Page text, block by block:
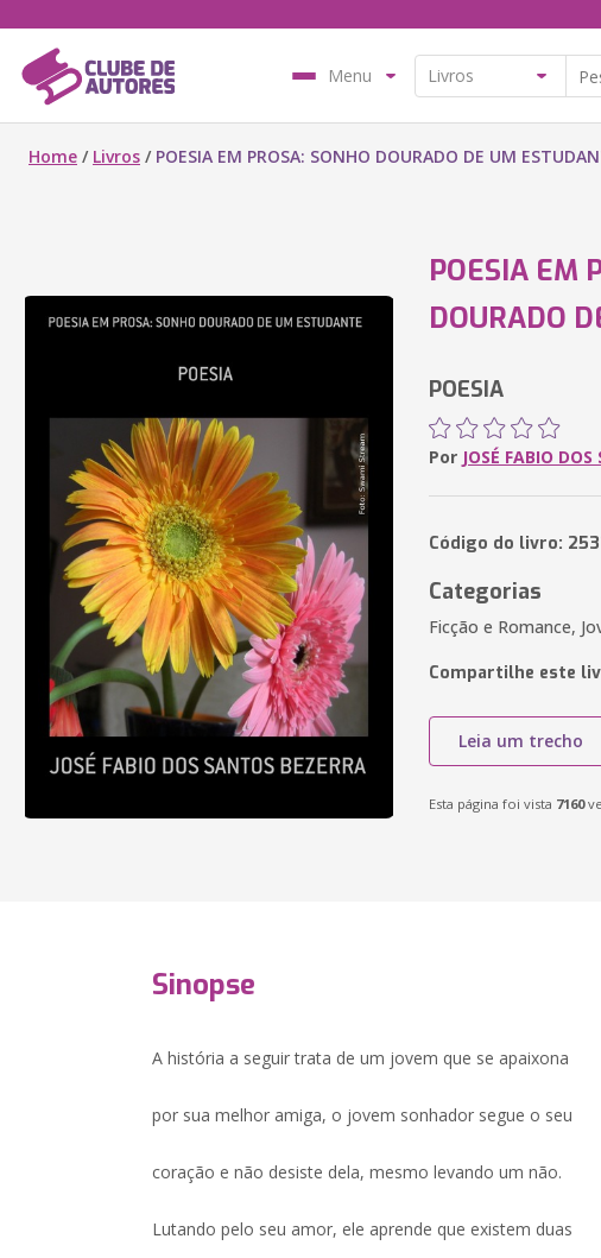
Menu
Home / Livros / POESIA EM PROSA: SONHO DOURADO DE UM
POESIA EM
DOURADO
POESIA
Por JOSÉ FABIO
Código do livro:
Categorias
Ficção e Romance,
Compartilhe este
Leia um trecho
Esta página foi vista 7160
Sinopse
A história a seguir trata de um jovem que se apaixona
por sua melhor amiga, o jovem sonhador segue o seu
coração e não desiste dela, mesmo levando um não.
Lutando pelo seu amor, ele aprende que existem duas